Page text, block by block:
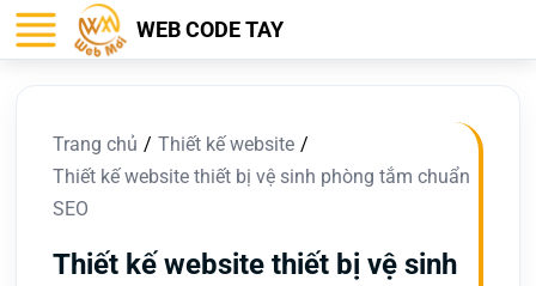
WEB CODE TAY
Trang chủ
Thiết kế website
Thiết kế website thiết bị vệ sinh phòng tắm chuẩn
SEO
Thiết kế website thiết bị vệ sinh